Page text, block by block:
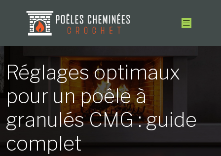
Réglages optimaux
pour un poêle à
granulés CMG : guide
complet